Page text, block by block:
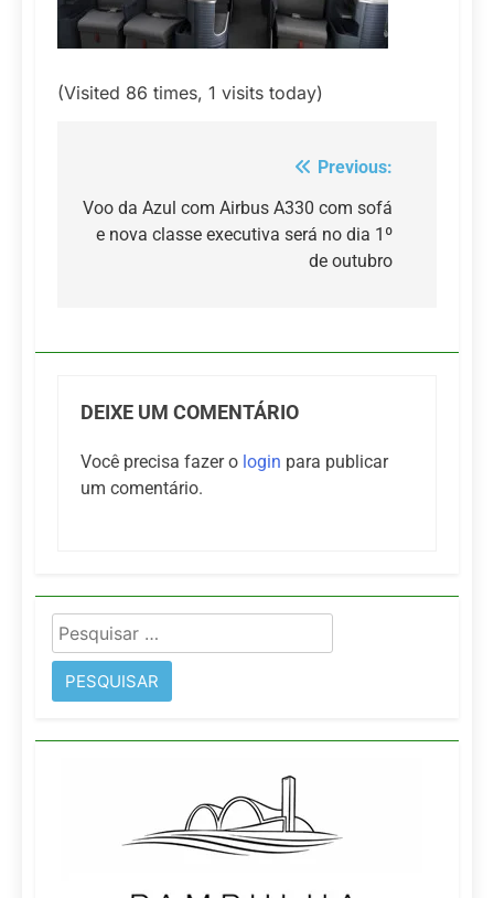
(Visited 86 times, 1 visits today)
de
Previous:
Voo da Azul com Airbus A330 com sofá
e nova classe executiva será no dia 1º
de outubro
DEIXE UM COMENTÁRIO
Você precisa fazer o login para publicar
um comentário.
Pesquisar
por: